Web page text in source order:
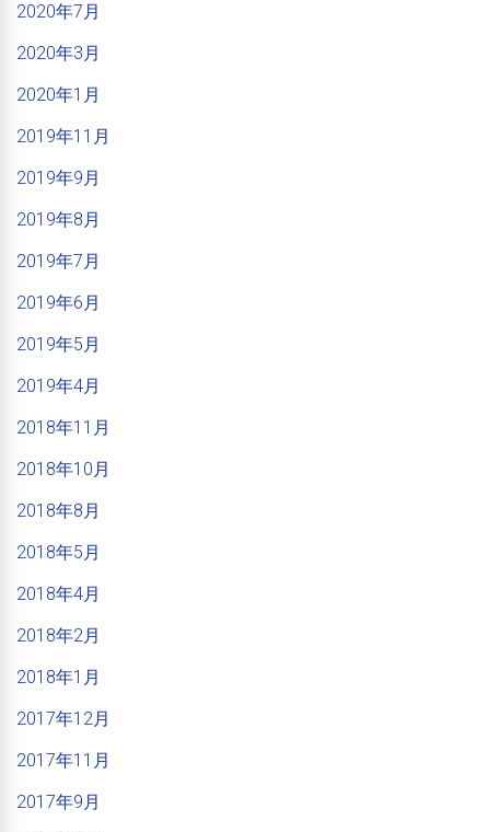
2020年7月
2020年3月
2020年1月
2019年11月
2019年9月
2019年8月
2019年7月
2019年6月
2019年5月
2019年4月
2018年11月
2018年10月
2018年8月
2018年5月
2018年4月
2018年2月
2018年1月
2017年12月
2017年11月
2017年9月